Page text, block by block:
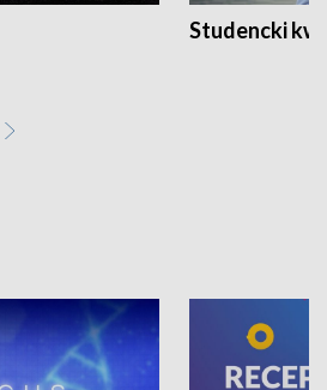
Studencki